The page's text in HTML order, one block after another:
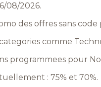
08/2026.
des offres sans
comme
programmees pour
: 75% et 70%.